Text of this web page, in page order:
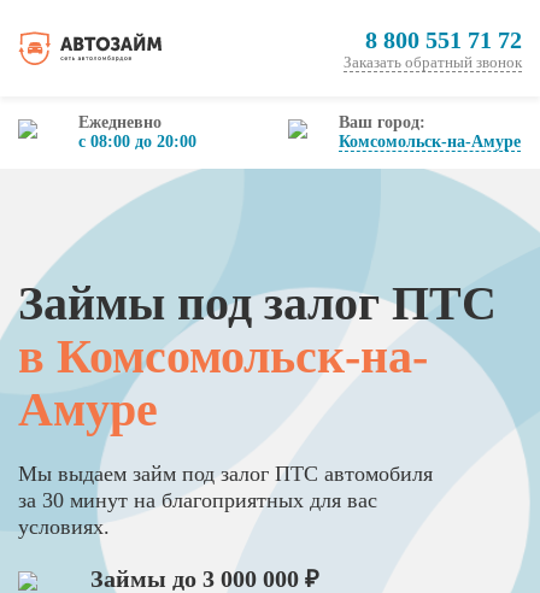
8 800 551 71 72
Заказать обратный звонок
Ежедневно
с 08:00 до 20:00
Ваш город:
Комсомольск-на-Амуре
Займы под залог ПТС
в Комсомольск-на-
Амуре
Мы выдаем займ под залог ПТС автомобиля
за 30 минут на благоприятных для вас
условиях.
Займы до 3 000 000 ₽